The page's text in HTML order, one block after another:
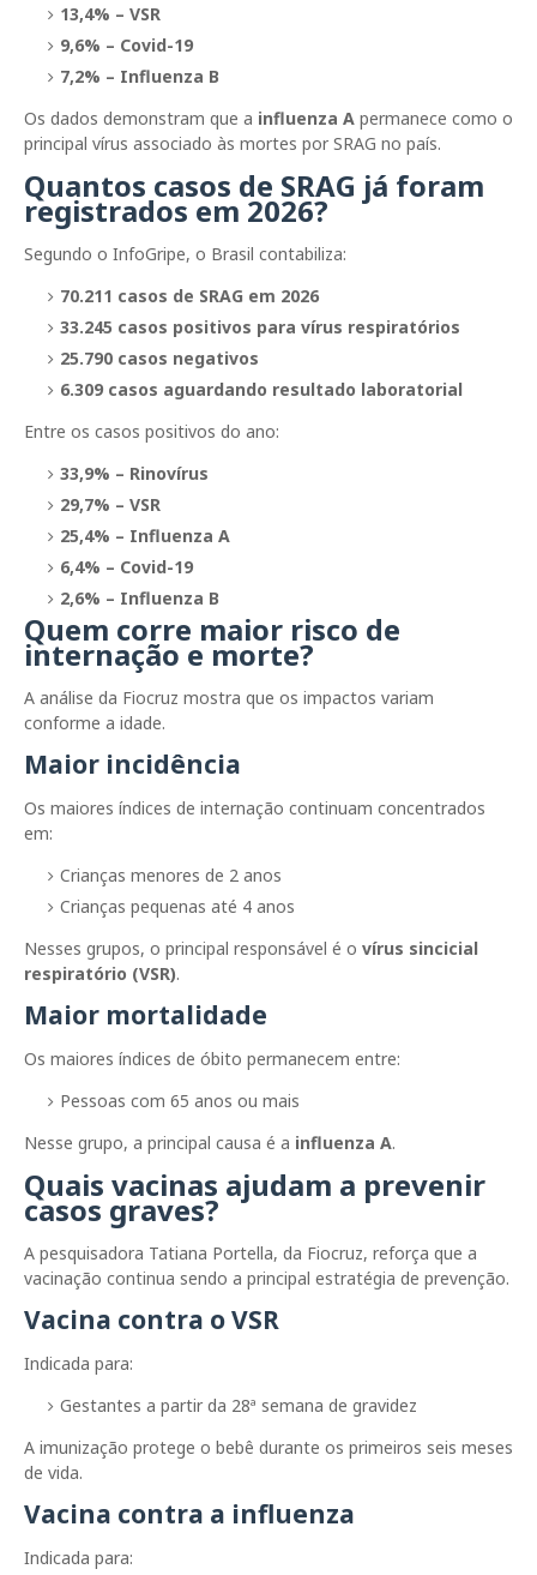
13,4% – VSR
9,6% – Covid-19
7,2% – Influenza B
Os dados demonstram que a influenza A permanece como o
principal vírus associado às mortes por SRAG no país.
Quantos casos de SRAG já foram
registrados em 2026?
Segundo o InfoGripe, o Brasil contabiliza:
70.211 casos de SRAG em 2026
33.245 casos positivos para vírus respiratórios
25.790 casos negativos
6.309 casos aguardando resultado laboratorial
Entre os casos positivos do ano:
33,9% – Rinovírus
29,7% – VSR
25,4% – Influenza A
6,4% – Covid-19
2,6% – Influenza B
Quem corre maior risco de
internação e morte?
A análise da Fiocruz mostra que os impactos variam
conforme a idade.
Maior incidência
Os maiores índices de internação continuam concentrados
em:
Crianças menores de 2 anos
Crianças pequenas até 4 anos
Nesses grupos, o principal responsável é o vírus sincicial
respiratório (VSR).
Maior mortalidade
Os maiores índices de óbito permanecem entre:
Pessoas com 65 anos ou mais
Nesse grupo, a principal causa é a influenza A.
Quais vacinas ajudam a prevenir
casos graves?
A pesquisadora Tatiana Portella, da Fiocruz, reforça que a
vacinação continua sendo a principal estratégia de prevenção.
Vacina contra o VSR
Indicada para:
Gestantes a partir da 28ª semana de gravidez
A imunização protege o bebê durante os primeiros seis meses
de vida.
Vacina contra a influenza
Indicada para: